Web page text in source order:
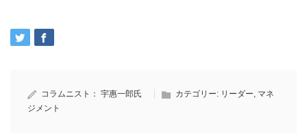
コラムニスト： 宇惠一郎氏 カテゴリー: リーダー マネ
ジメント